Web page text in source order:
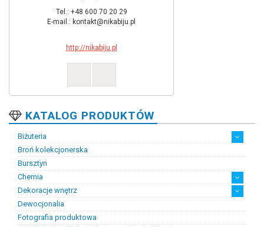
Tel.: +48 600 70 20 29
E-mail.: kontakt@nikabiju.pl
http://nikabiju.pl
KATALOG PRODUKTÓW
Biżuteria
Artystyczna biżuteria srebrna
Biżuteria damska
Biżuteria dawna
Biżuteria dziecięca
Biżuteria inteligentna
Biżuteria miejska
Biżuteria męska
Biżuteria na zamówienie
Biżuteria rodowa
Biżuteria sakralna
Biżuteria srebrna
Biżuteria stalowa
Biżuteria stomatologiczna
Biżuteria sztuczna
Biżuteria unikatowa
Biżuteria z bursztynem
Biżuteria z diamentami
Biżuteria złota
Biżuteria ślubna
Obrączki ślubne
Broń kolekcjonerska
Bursztyn
Chemia
Chemia złotnicza
Ciecze probiercze
Kleje
Pasty i proszki do lutowania
Dekoracje wnętrz
Figurki
Lampy i plafony
Świeczniki
Dewocjonalia
Fotografia produktowa